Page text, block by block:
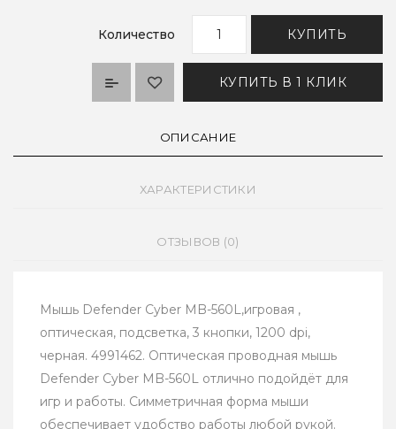
Количество КУПИТЬ
КУПИТЬ В 1 КЛИК
ОПИСАНИЕ
ХАРАКТЕРИСТИКИ
ОТЗЫВОВ (0)
Мышь Defender Cyber MB-560L,игровая ,
оптическая, подсветка, 3 кнопки, 1200 dpi,
черная. 4991462. Оптическая проводная мышь
Defender Cyber MB-560L отлично подойдёт для
игр и работы. Симметричная форма мыши
обеспечивает удобство работы любой рукой.